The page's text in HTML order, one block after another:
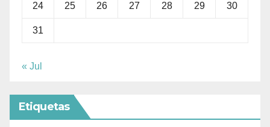
24 25 26 27 28 29 30
31
« Jul
Etiquetas